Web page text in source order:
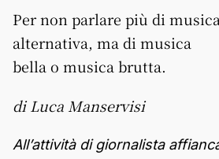
Per non parlare più di musica
alternativa, ma di musica
bella o musica brutta.
di Luca Manservisi
All’attività di giornalista